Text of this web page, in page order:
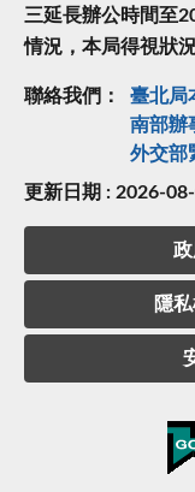
三延長辦公時間至
情況，本局得視狀
聯絡我們： 臺北局
南部辦
外交部
更新日期 : 2026-
隱